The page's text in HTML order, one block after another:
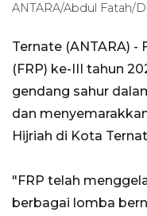
ANTARA/Abdul Fatah/
Ternate (ANTARA) -
(FRP) ke-III tahun
gendang sahur
dan
Hijriah di Kota
"FRP telah
berbagai lomba